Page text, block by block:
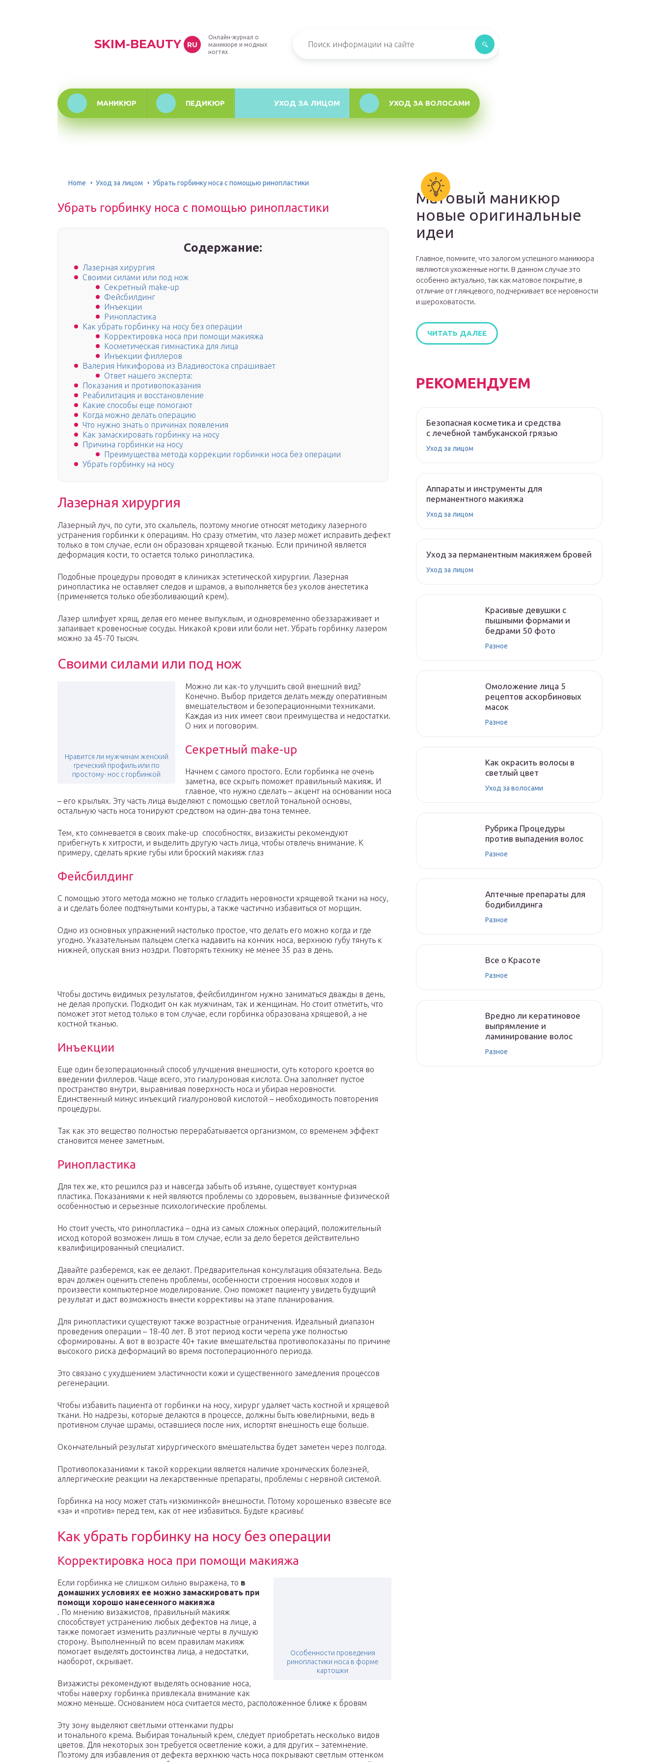
SKIM-BEAUTY RU
Онлайн-журнал о
маникюре и модных
ногтях
МАНИКЮР ПЕДИКЮР УХОД ЗА ЛИЦОМ УХОД ЗА ВОЛОСАМИ
Home Уход за лицом Убрать горбинку носа с помощью ринопластики
Убрать горбинку носа с помощью ринопластики
Содержание:
Лазерная хирургия
Своими силами или под нож
Секретный make-up
Фейсбилдинг
Инъекции
Ринопластика
Как убрать горбинку на носу без операции
Корректировка носа при помощи макияжа
Косметическая гимнастика для лица
Инъекции филлеров
Валерия Никифорова из Владивостока спрашивает
Ответ нашего эксперта:
Показания и противопоказания
Реабилитация и восстановление
Какие способы еще помогают
Когда можно делать операцию
Что нужно знать о причинах появления
Как замаскировать горбинку на носу
Причина горбинки на носу
Преимущества метода коррекции горбинки носа без операции
Убрать горбинку на носу
Лазерная хирургия
Лазерный луч, по сути, это скальпель, поэтому многие относят методику лазерного
устранения горбинки к операциям. Но сразу отметим, что лазер может исправить дефект
только в том случае, если он образован хрящевой тканью. Если причиной является
деформация кости, то остается только ринопластика.
Подобные процедуры проводят в клиниках эстетической хирургии. Лазерная
ринопластика не оставляет следов и шрамов, а выполняется без уколов анестетика
(применяется только обезболивающий крем).
Лазер шлифует хрящ, делая его менее выпуклым, и одновременно обеззараживает и
запаивает кровеносные сосуды. Никакой крови или боли нет. Убрать горбинку лазером
можно за 45-70 тысяч.
Своими силами или под нож
Нравится ли мужчинам женский
греческий профиль или по
простому- нос с горбинкой
Можно ли как-то улучшить свой внешний вид?
Конечно. Выбор придется делать между оперативным
вмешательством и безоперационными техниками.
Каждая из них имеет свои преимущества и недостатки.
О них и поговорим.
Секретный make-up
Начнем с самого простого. Если горбинка не очень
заметна, все скрыть поможет правильный макияж. И
главное, что нужно сделать – акцент на основании носа
– его крыльях. Эту часть лица выделяют с помощью светлой тональной основы,
остальную часть носа тонируют средством на один-два тона темнее.
Тем, кто сомневается в своих make-up способностях, визажисты рекомендуют
прибегнуть к хитрости, и выделить другую часть лица, чтобы отвлечь внимание. К
примеру, сделать яркие губы или броский макияж глаз
Фейсбилдинг
С помощью этого метода можно не только сгладить неровности хрящевой ткани на носу,
а и сделать более подтянутыми контуры, а также частично избавиться от морщин.
Одно из основных упражнений настолько простое, что делать его можно когда и где
угодно. Указательным пальцем слегка надавить на кончик носа, верхнюю губу тянуть к
нижней, опуская вниз ноздри. Повторять технику не менее 35 раз в день.
Чтобы достичь видимых результатов, фейсбилдингом нужно заниматься дважды в день,
не делая пропуски. Подходит он как мужчинам, так и женщинам. Но стоит отметить, что
поможет этот метод только в том случае, если горбинка образована хрящевой, а не
костной тканью.
Инъекции
Еще один безоперационный способ улучшения внешности, суть которого кроется во
введении филлеров. Чаще всего, это гиалуроновая кислота. Она заполняет пустое
пространство внутри, выравнивая поверхность носа и убирая неровности.
Единственный минус инъекций гиалуроновой кислотой – необходимость повторения
процедуры.
Так как это вещество полностью перерабатывается организмом, со временем эффект
становится менее заметным.
Ринопластика
Для тех же, кто решился раз и навсегда забыть об изъяне, существует контурная
пластика. Показаниями к ней являются проблемы со здоровьем, вызванные физической
особенностью и серьезные психологические проблемы.
Но стоит учесть, что ринопластика – одна из самых сложных операций, положительный
исход которой возможен лишь в том случае, если за дело берется действительно
квалифицированный специалист.
Давайте разберемся, как ее делают. Предварительная консультация обязательна. Ведь
врач должен оценить степень проблемы, особенности строения носовых ходов и
произвести компьютерное моделирование. Оно поможет пациенту увидеть будущий
результат и даст возможность внести коррективы на этапе планирования.
Для ринопластики существуют также возрастные ограничения. Идеальный диапазон
проведения операции – 18-40 лет. В этот период кости черепа уже полностью
сформированы. А вот в возрасте 40+ такие вмешательства противопоказаны по причине
высокого риска деформаций во время постоперационного периода.
Это связано с ухудшением эластичности кожи и существенного замедления процессов
регенерации.
Чтобы избавить пациента от горбинки на носу, хирург удаляет часть костной и хрящевой
ткани. Но надрезы, которые делаются в процессе, должны быть ювелирными, ведь в
противном случае шрамы, оставшиеся после них, испортят внешность еще больше.
Окончательный результат хирургического вмешательства будет заметен через полгода.
Противопоказаниями к такой коррекции является наличие хронических болезней,
аллергические реакции на лекарственные препараты, проблемы с нервной системой.
Горбинка на носу может стать «изюминкой» внешности. Потому хорошенько взвесьте все
«за» и «против» перед тем, как от нее избавиться. Будьте красивы!
Как убрать горбинку на носу без операции
Корректировка носа при помощи макияжа
Особенности проведения
ринопластики носа в форме
картошки
Если горбинка не слишком сильно выражена, то в
домашних условиях ее можно замаскировать при
помощи хорошо нанесенного макияжа
. По мнению визажистов, правильный макияж
способствует устранению любых дефектов на лице, а
также помогает изменить различные черты в лучшую
сторону. Выполненный по всем правилам макияж
помогает выделять достоинства лица, а недостатки,
наоборот, скрывает.
Визажисты рекомендуют выделять основание носа,
чтобы наверху горбинка привлекала внимание как
можно меньше. Основанием носа считается место, расположенное ближе к бровям
Эту зону выделяют светлыми оттенками пудры
и тонального крема. Выбирая тональный крем, следует приобретать несколько видов
цветов. Для некоторых зон требуется осветление кожи, а для других – затемнение.
Поэтому для избавления от дефекта верхнюю часть носа покрывают светлым оттенком
Матовый маникюр
новые оригинальные
идеи
Главное, помните, что залогом успешного маникюра
являются ухоженные ногти. В данном случае это
особенно актуально, так как матовое покрытие, в
отличие от глянцевого, подчеркивает все неровности
и шероховатости.
ЧИТАТЬ ДАЛЕЕ
РЕКОМЕНДУЕМ
Безопасная косметика и средства
с лечебной тамбуканской грязью
Уход за лицом
Аппараты и инструменты для
перманентного макияжа
Уход за лицом
Уход за перманентным макияжем бровей
Уход за лицом
Красивые девушки с
пышными формами и
бедрами 50 фото
Разное
Омоложение лица 5
рецептов аскорбиновых
масок
Разное
Как окрасить волосы в
светлый цвет
Уход за волосами
Рубрика Процедуры
против выпадения волос
Разное
Аптечные препараты для
бодибилдинга
Разное
Все о Красоте
Разное
Вредно ли кератиновое
выпрямление и
ламинирование волос
Разное